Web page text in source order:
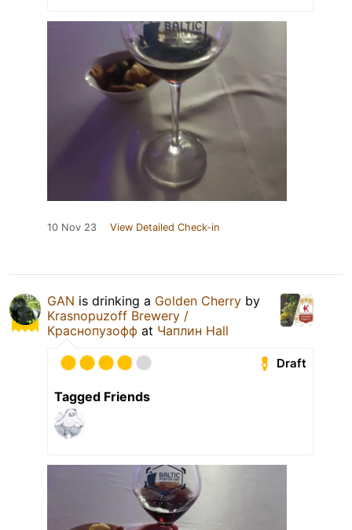
10 Nov 23 View Detailed Check-in
GAN is drinking a Golden Cherry by
Krasnopuzoff Brewery /
Краснопузофф at Чаплин Hall
Draft
Tagged Friends